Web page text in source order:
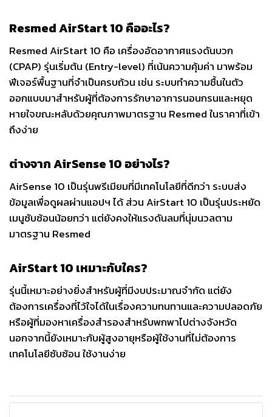
Resmed AirStart 10 คืออะไร?
Resmed AirStart 10 คือ เครื่องอัดอากาศแรงดันบวก
(CPAP) รุ่นเริ่มต้น (Entry-level) ที่เน้นความคุ้มค่า มาพร้อม
ฟีเจอร์พื้นฐานที่จำเป็นครบถ้วน เช่น ระบบทำความชื้นในตัว
ออกแบบมาสำหรับผู้ที่ต้องการรักษาอาการนอนกรนและหยุด
หายใจขณะหลับด้วยคุณภาพมาตรฐาน Resmed ในราคาที่เข้า
ถึงง่าย
ต่างจาก AirSense 10 อย่างไร?
AirSense 10 เป็นรุ่นพรีเมียมที่มีเทคโนโลยีที่ดีกว่า ระบบส่ง
ข้อมูลเพื่อดูผลผ่านแอปฯ ได้ ส่วน AirStart 10 เป็นรุ่นประหยัด
เมนูซับซ้อนน้อยกว่า แต่ยังคงให้แรงดันลมที่นุ่มนวลตาม
มาตรฐาน Resmed
AirStart 10 เหมาะกับใคร?
รุ่นนี้เหมาะอย่างยิ่งสำหรับผู้ที่มีงบประมาณจำกัด แต่ยัง
ต้องการเครื่องที่ไว้ใจได้ในเรื่องความทนทานและความปลอดภัย
หรือผู้ที่มองหาเครื่องสำรองสำหรับพกพาไปต่างจังหวัด
นอกจากนี้ยังเหมาะกับผู้สูงอายุหรือผู้ใช้งานที่ไม่ต้องการ
เทคโนโลยีซับซ้อน ใช้งานง่าย